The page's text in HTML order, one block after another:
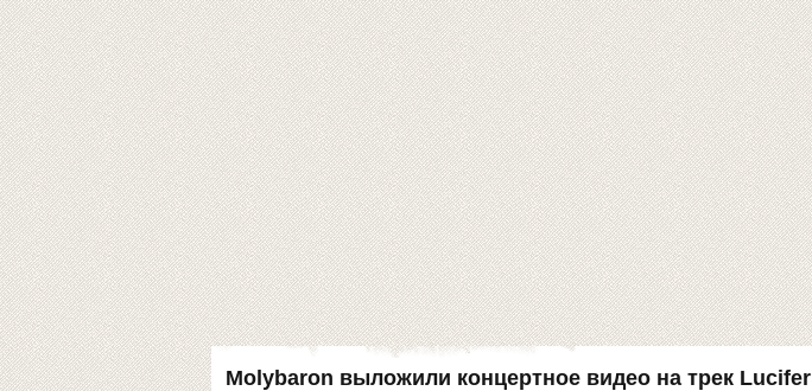
Molybaron выложили концертное видео на трек Lucifer